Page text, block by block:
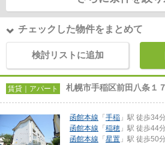
チェックした物件をまとめて
検討リストに追加
賃貸｜アパート 札幌市手稲区前田八条１
函館本線 「 手稲 」駅 徒歩34
函館本線 「 稲穂 」駅 徒歩44
函館本線 「 星置 」駅 徒歩50